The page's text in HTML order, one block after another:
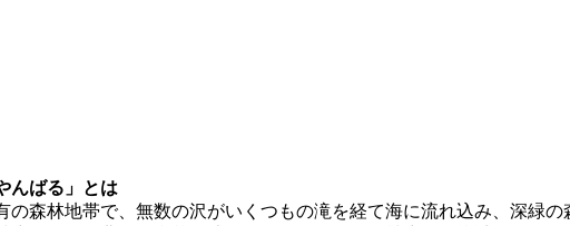
んばる」とは
の森林地帯で、無数の沢がいくつもの滝を経て海に流れ込み、深緑